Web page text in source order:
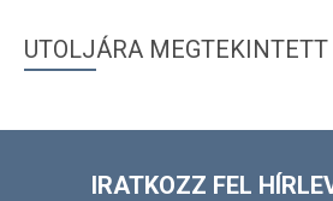
UTOLJÁRA MEGTEKINTETT
IRATKOZZ FEL